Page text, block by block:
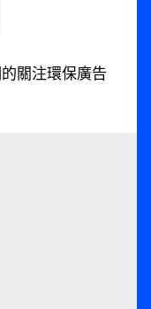
關注環保廣告